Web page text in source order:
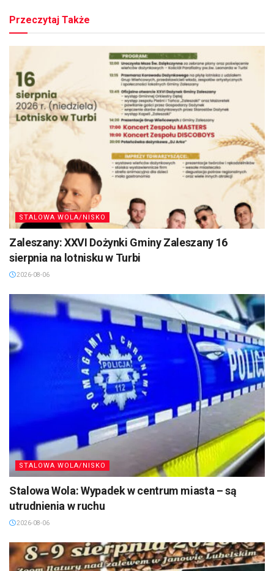
Przeczytaj Także
STALOWA WOLA/NISKO
Zaleszany: XXVI Dożynki Gminy Zaleszany 16
sierpnia na lotnisku w Turbi
2026-08-06
STALOWA WOLA/NISKO
Stalowa Wola: Wypadek w centrum miasta – są
utrudnienia w ruchu
2026-08-06